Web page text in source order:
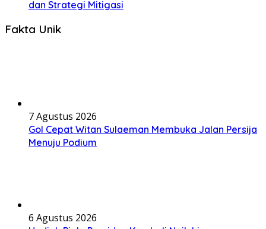
dan Strategi Mitigasi
Fakta Unik
7 Agustus 2026
Gol Cepat Witan Sulaeman Membuka Jalan Persija
Menuju Podium
6 Agustus 2026